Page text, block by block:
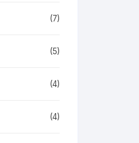
(7)
(5)
(4)
(4)